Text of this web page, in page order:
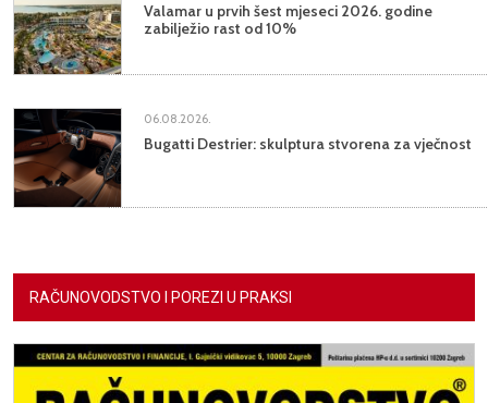
Valamar u prvih šest mjeseci 2026. godine
zabilježio rast od 10%
06.08.2026.
Bugatti Destrier: skulptura stvorena za vječnost
RAČUNOVODSTVO I POREZI U PRAKSI